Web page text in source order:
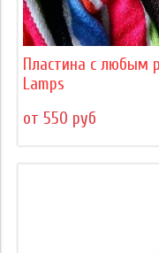
Пластина с любым
Lamps
от 550 руб